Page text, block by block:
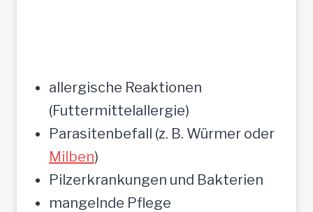
allergische Reaktionen
(Futtermittelallergie)
Parasitenbefall (z. B. Würmer oder
Milben)
Pilzerkrankungen und Bakterien
mangelnde Pflege